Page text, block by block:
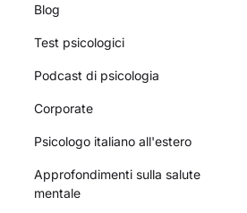
Blog
Test psicologici
Podcast di psicologia
Corporate
Psicologo italiano all'estero
Approfondimenti sulla salute
mentale